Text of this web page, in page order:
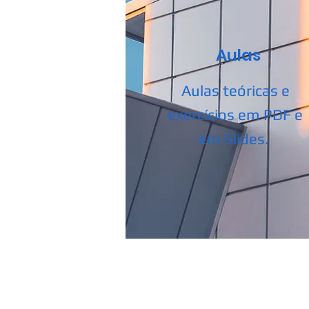
Aulas
Aulas teóricas e
exercícios em PDF e
em Slides.